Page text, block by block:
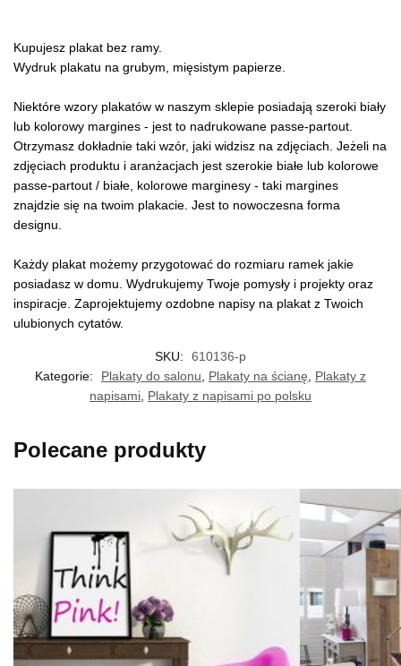
Kupujesz plakat bez ramy.
Wydruk plakatu na grubym, mięsistym papierze.
Niektóre wzory plakatów w naszym sklepie posiadają szeroki biały
lub kolorowy margines - jest to nadrukowane passe-partout.
Otrzymasz dokładnie taki wzór, jaki widzisz na zdjęciach. Jeżeli na
zdjęciach produktu i aranżacjach jest szerokie białe lub kolorowe
passe-partout / białe, kolorowe marginesy - taki margines
znajdzie się na twoim plakacie. Jest to nowoczesna forma
designu.
Każdy plakat możemy przygotować do rozmiaru ramek jakie
posiadasz w domu. Wydrukujemy Twoje pomysły i projekty oraz
inspiracje. Zaprojektujemy ozdobne napisy na plakat z Twoich
ulubionych cytatów.
SKU:
610136-p
Kategorie:
Plakaty do salonu, Plakaty na ścianę, Plakaty z
napisami, Plakaty z napisami po polsku
Polecane produkty